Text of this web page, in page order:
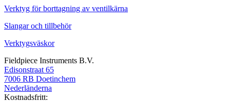
Verktyg för borttagning av ventilkärna
Slangar och tillbehör
Verktygsväskor
Fieldpiece Instruments B.V.
Edisonstraat 65
7006 RB Doetinchem
Nederländerna
Kostnadsfritt: